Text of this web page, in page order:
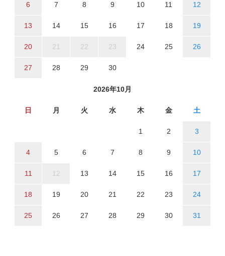
6 7 8 9 10 11 12
13 14 15 16 17 18 19
20 21 22 23 24 25 26
27 28 29 30
2026年10月
日 月 火 水 木 金 土
1 2 3
4 5 6 7 8 9 10
11 12 13 14 15 16 17
18 19 20 21 22 23 24
25 26 27 28 29 30 31